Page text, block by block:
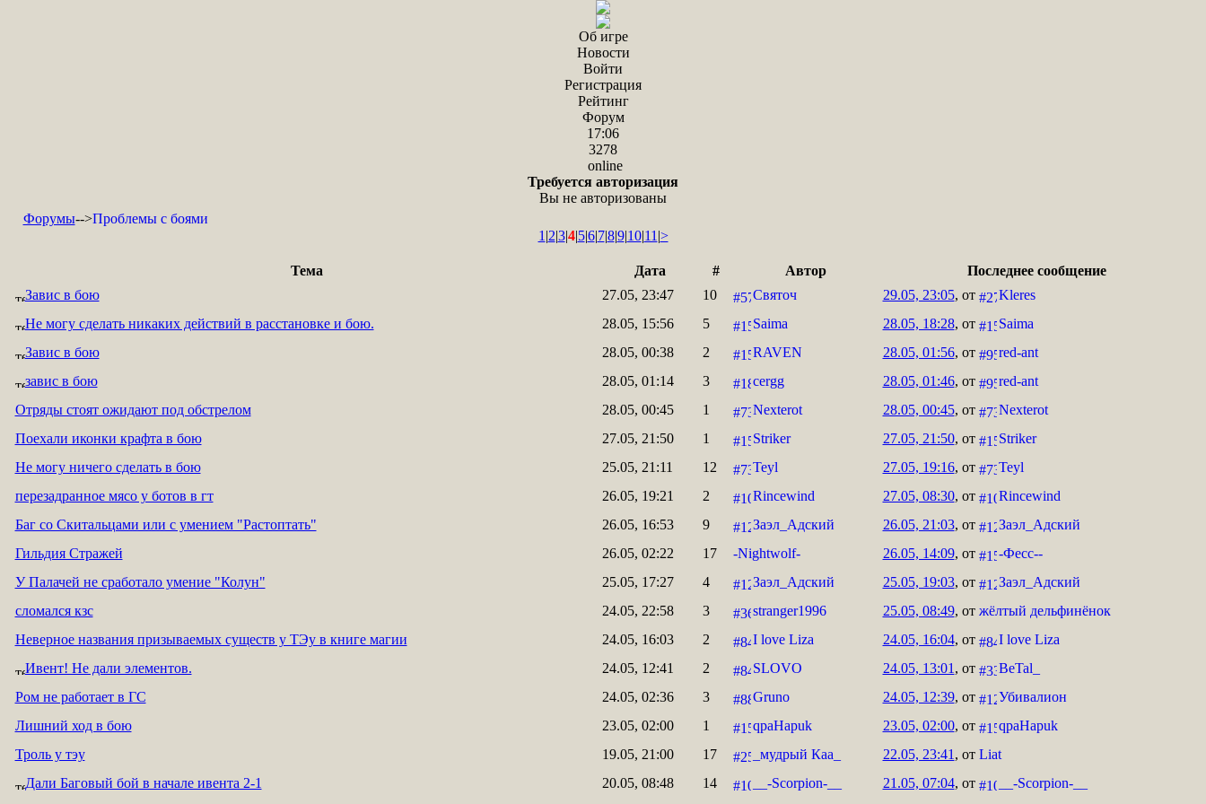
Об игре
Новости
Войти
Регистрация
Рейтинг
Форум
17:06
3278
online
Требуется авторизация
Вы не авторизованы
Форумы-->Проблемы с боями
1|2|3|4|5|6|7|8|9|10|11|>
Тема Дата # Автор
Последнее сообщение
Завис в бою
27.05, 23:47 10 Святоч 29.05, 23:05, от
Kleres
Не могу сделать никаких действий в расстановке и бою.
28.05, 15:56 5 Saima 28.05, 18:28, от
Saima
Завис в бою
28.05, 00:38 2 RAVEN 28.05, 01:56, от
red-ant
завис в бою
28.05, 01:14 3 cergg 28.05, 01:46, от
red-ant
Отряды стоят ожидают под обстрелом
28.05, 00:45 1 Nexterot 28.05, 00:45, от
Nexterot
Поехали иконки крафта в бою
27.05, 21:50 1 Striker 27.05, 21:50, от
Striker
Не могу ничего сделать в бою
25.05, 21:11 12 Teyl 27.05, 19:16, от
Teyl
перезадранное мясо у ботов в гт
26.05, 19:21 2 Rincewind 27.05, 08:30, от
Rincewind
Баг со Скитальцами или с умением "Растоптать"
26.05, 16:53 9 Заэл_Адский 26.05, 21:03, от
Заэл_Адский
Гильдия Стражей
26.05, 02:22 17 -Nightwolf- 26.05, 14:09, от
-Фесс--
У Палачей не сработало умение "Колун"
25.05, 17:27 4 Заэл_Адский 25.05, 19:03, от
Заэл_Адский
сломался кзс
24.05, 22:58 3 stranger1996 25.05, 08:49, от жёлтый дельфинёнок
Неверное названия призываемых существ у ТЭу в книге магии
24.05, 16:03 2 I love Liza 24.05, 16:04, от
I love Liza
Ивент! Не дали элементов.
24.05, 12:41 2 SLOVO 24.05, 13:01, от
BeTal_
Ром не работает в ГС
24.05, 02:36 3 Gruno 24.05, 12:39, от
Убивалион
Лишний ход в бою
23.05, 02:00 1 qpaHapuk 23.05, 02:00, от
qpaHapuk
Троль у тэу
19.05, 21:00 17 _мудрый Каа_ 22.05, 23:41, от Liat
Дали Баговый бой в начале ивента 2-1
20.05, 08:48 14 __-Scorpion-__ 21.05, 07:04, от __-Scorpion-__